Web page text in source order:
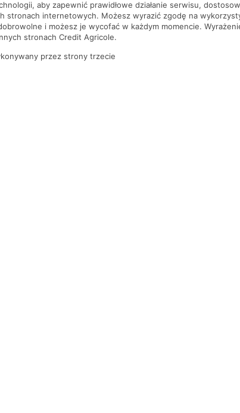
aby zapewnić prawidłowe działanie serwisu,
stronach internetowych. Możesz wyrazić zgodę na
i możesz je wycofać w każdym momencie.
stronach Credit Agricole.
przez strony trzecie